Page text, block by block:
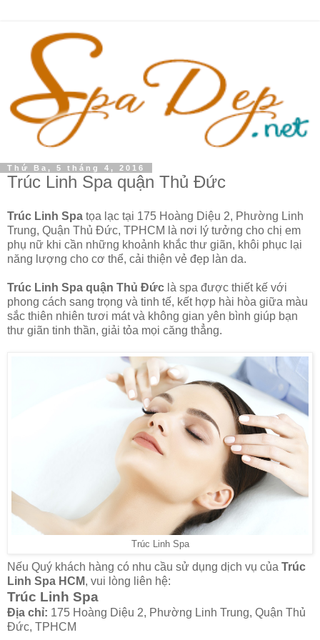
Thứ Ba, 5 tháng 4, 2016
Trúc Linh Spa quận Thủ Đức
Trúc Linh Spa tọa lạc tại 175 Hoàng Diệu 2, Phường Linh
Trung, Quận Thủ Đức, TPHCM là nơi lý tưởng cho chị em
phụ nữ khi cần những khoảnh khắc thư giãn, khôi phục lại
năng lượng cho cơ thể, cải thiện vẻ đẹp làn da.
Trúc Linh Spa quận Thủ Đức là spa được thiết kế với
phong cách sang trọng và tinh tế, kết hợp hài hòa giữa màu
sắc thiên nhiên tươi mát và không gian yên bình giúp bạn
thư giãn tinh thần, giải tỏa mọi căng thẳng.
Trúc Linh Spa
Nếu Quý khách hàng có nhu cầu sử dụng dịch vụ của Trúc
Linh Spa HCM, vui lòng liên hệ:
Trúc Linh Spa
Địa chỉ: 175 Hoàng Diệu 2, Phường Linh Trung, Quận Thủ
Đức, TPHCM